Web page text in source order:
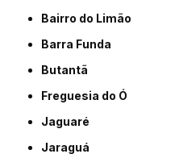
Bairro do Limão
Barra Funda
Butantã
Freguesia do Ó
Jaguaré
Jaraguá